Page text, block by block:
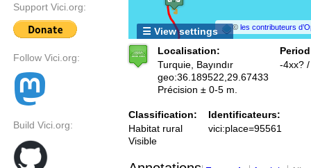
Support Vici.org:
Follow Vici.org:
Build Vici.org:
©les contributeurs
☰ View settings
Localisation:
Turquie, Bayındır
geo:36.189522,29.67433
Précision ± 0-5 m.
-4xx?
Classification:
Habitat rural
Visible
Identificateurs:
vici:place=95561